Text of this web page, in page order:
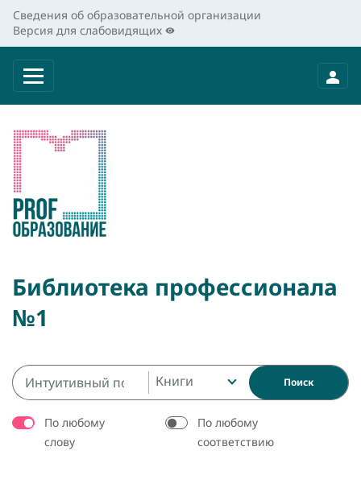
Сведения об образовательной организации
Версия для слабовидящих
Библиотека профессионала
№1
Книги Поиск
По любому
слову
По любому
соответствию